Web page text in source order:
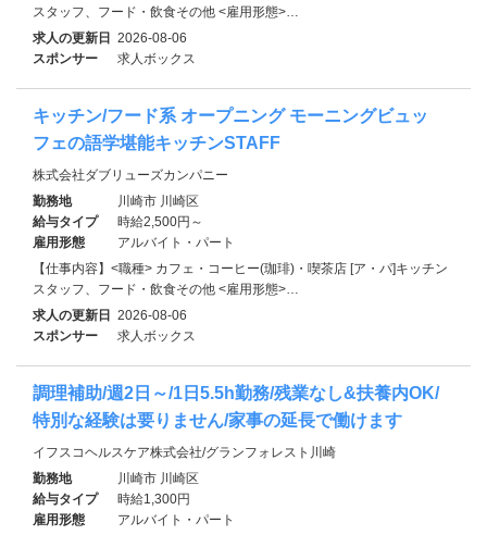
スタッフ、フード・飲食その他 <雇用形態>…
求人の更新日 2026-08-06
スポンサー
求人ボックス
キッチン/フード系 オープニング モーニングビュッ
フェの語学堪能キッチンSTAFF
株式会社ダブリューズカンパニー
勤務地
川崎市 川崎区
給与タイプ
時給2,500円～
雇用形態
アルバイト・パート
【仕事内容】<職種> カフェ・コーヒー(珈琲)・喫茶店 [ア・パ]キッチン
スタッフ、フード・飲食その他 <雇用形態>…
求人の更新日 2026-08-06
スポンサー
求人ボックス
調理補助/週2日～/1日5.5h勤務/残業なし&扶養内OK/
特別な経験は要りません/家事の延長で働けます
イフスコヘルスケア株式会社/グランフォレスト川崎
勤務地
川崎市 川崎区
給与タイプ
時給1,300円
雇用形態
アルバイト・パート